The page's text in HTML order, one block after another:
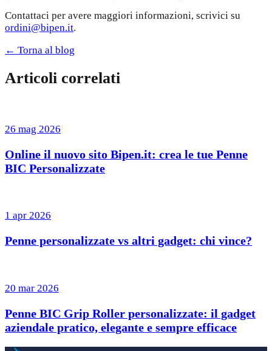
Contattaci per avere maggiori informazioni, scrivici su
ordini@bipen.it.
← Torna al blog
Articoli correlati
26 mag 2026
Online il nuovo sito Bipen.it: crea le tue Penne
BIC Personalizzate
1 apr 2026
Penne personalizzate vs altri gadget: chi vince?
20 mar 2026
Penne BIC Grip Roller personalizzate: il gadget
aziendale pratico, elegante e sempre efficace